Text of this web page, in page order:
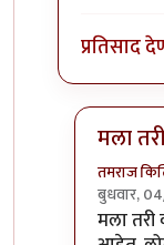
प्रतिसाद
मला
तमराज
बुधवार,
In
मला तरी